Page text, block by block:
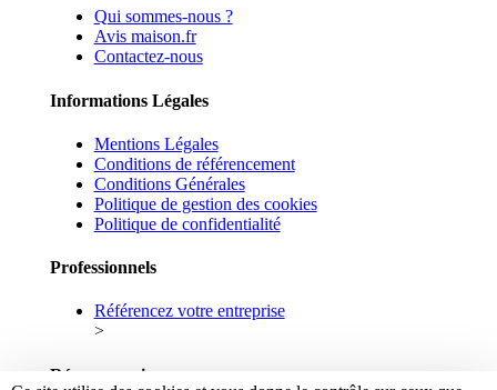
Qui sommes-nous ?
Avis maison.fr
Contactez-nous
Informations Légales
Mentions Légales
Conditions de référencement
Conditions Générales
Politique de gestion des cookies
Politique de confidentialité
Professionnels
Référencez votre entreprise
>
Réseaux sociaux